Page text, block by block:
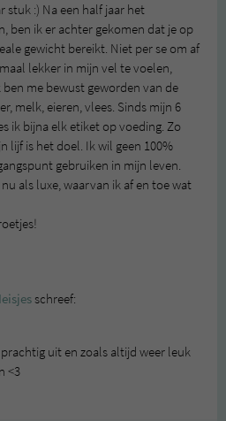
stuk :) Na een half jaar het
ben ik er achter gekomen dat je op
gewicht bereikt. Niet per se om af
lekker in mijn vel te voelen,
me bewust geworden van de
melk, eieren, vlees. Sinds mijn 6
ik bijna elk etiket op voeding. Zo
lijf is het doel. Ik wil geen 100%
gebruiken in mijn leven.
als luxe, waarvan ik af en toe wat
schreef:
uit en zoals altijd weer leuk
<3